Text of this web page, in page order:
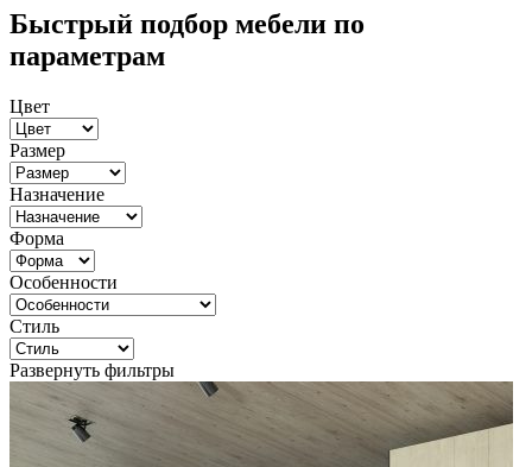
Быстрый подбор мебели по
параметрам
Цвет
Размер
Назначение
Форма
Особенности
Стиль
Развернуть фильтры